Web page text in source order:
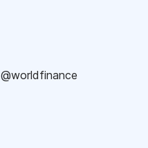
@worldfinance